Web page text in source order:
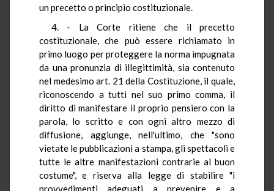
un precetto o principio costituzionale.
4. - La Corte ritiene che il precetto
costituzionale, che può essere richiamato in
primo luogo per proteggere la norma impugnata
da una pronunzia di illegittimità, sia contenuto
nel medesimo art. 21 della Costituzione, il quale,
riconoscendo a tutti nel suo primo comma, il
diritto di manifestare il proprio pensiero con la
parola, lo scritto e con ogni altro mezzo di
diffusione, aggiunge, nell'ultimo, che "sono
vietate le pubblicazioni a stampa, gli spettacoli e
tutte le altre manifestazioni contrarie al buon
costume", e riserva alla legge di stabilire "i
provvedimenti adeguati a prevenire e a